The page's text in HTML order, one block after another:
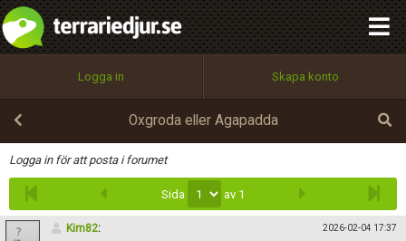
Logga in Skapa konto
Oxgroda eller Agapadda
Logga in för att posta i forumet
Sida av 1
Kim82: 2026-02-04 17:37
Infoga
Utför
100%
OK
integritetspolicy
Namn:
Epost:
Användarnamn:
Begär nytt lösenord
Tillbaka till förstasidan